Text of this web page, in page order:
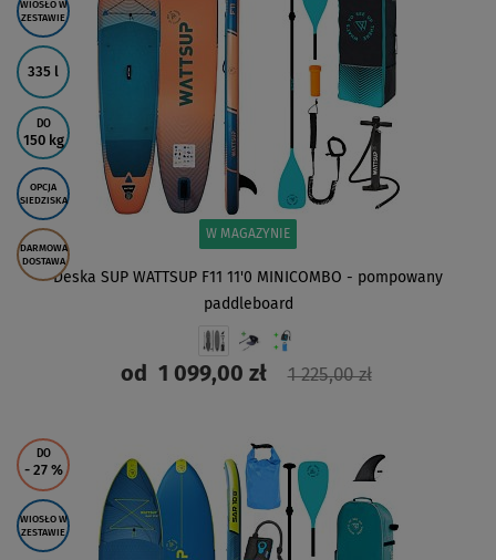
WIOSŁO W
ZESTAWIE
335 l
DO
150 kg
OPCJA
SIEDZISKA
DARMOWA
DOSTAWA
W MAGAZYNIE
Deska SUP WATTSUP F11 11'0 MINICOMBO - pompowany
paddleboard
od1 099,00 zł 1 225,00 zł
DO
- 27 %
WIOSŁO W
ZESTAWIE